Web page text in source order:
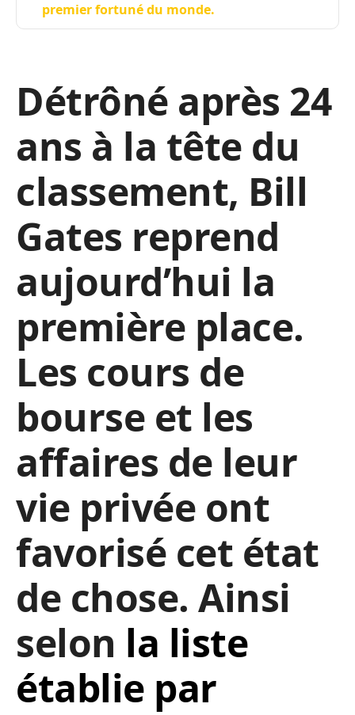
premier fortuné du monde.
Détrôné après 24
ans à la tête du
classement, Bill
Gates reprend
aujourd’hui la
première place.
Les cours de
bourse et les
affaires de leur
vie privée ont
favorisé cet état
de chose. Ainsi
selon la liste
établie par